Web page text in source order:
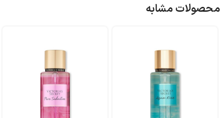
محصولات مشابه